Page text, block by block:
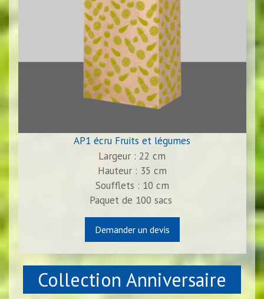
AP1 écru Fruits et légumes
Largeur : 22 cm
Hauteur : 35 cm
Soufflets : 10 cm
Paquet de 100 sacs
Demander un devis
Collection Anniversaire